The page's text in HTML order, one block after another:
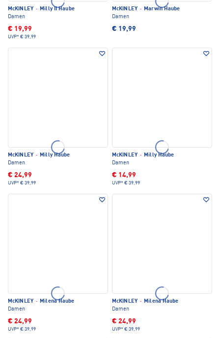
McKINLEY · Milly II Haube
Damen
€ 19,99
UVP* € 39,99
McKINLEY · Marwin Haube
Damen
€ 19,99
McKINLEY · Milly Haube
Damen
€ 24,99
UVP* € 39,99
McKINLEY · Milly Haube
Damen
€ 14,99
UVP* € 39,99
McKINLEY · Milena Haube
Damen
€ 24,99
UVP* € 39,99
McKINLEY · Milena Haube
Damen
€ 24,99
UVP* € 39,99